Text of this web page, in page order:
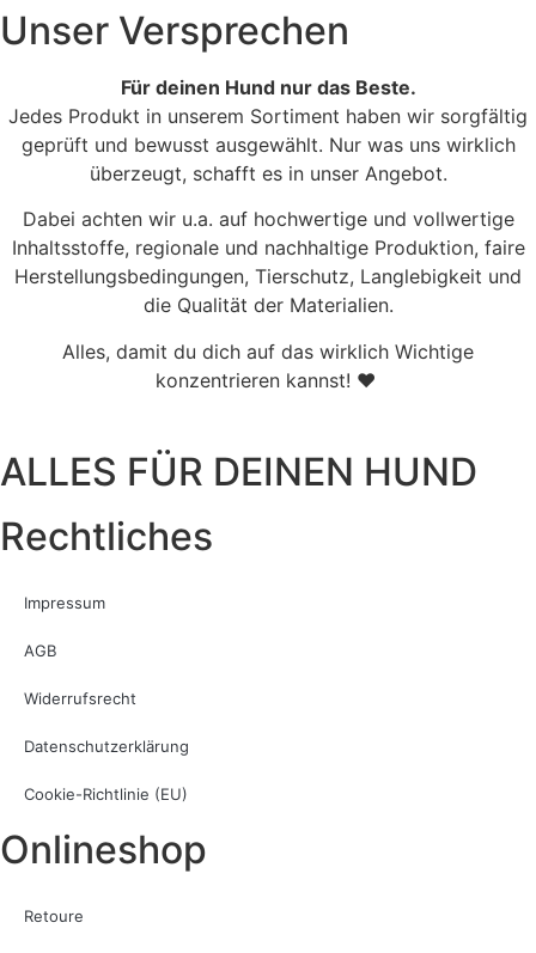
Unser Versprechen
Für deinen Hund nur das Beste.
Jedes Produkt in unserem Sortiment haben wir sorgfältig
geprüft und bewusst ausgewählt. Nur was uns wirklich
überzeugt, schafft es in unser Angebot.
Dabei achten wir u.a. auf hochwertige und vollwertige
Inhaltsstoffe, regionale und nachhaltige Produktion, faire
Herstellungsbedingungen, Tierschutz, Langlebigkeit und
die Qualität der Materialien.
Alles, damit du dich auf das wirklich Wichtige
konzentrieren kannst! ♥
ALLES FÜR DEINEN HUND
Rechtliches
Impressum
AGB
Widerrufsrecht
Datenschutzerklärung
Cookie-Richtlinie (EU)
Onlineshop
Retoure